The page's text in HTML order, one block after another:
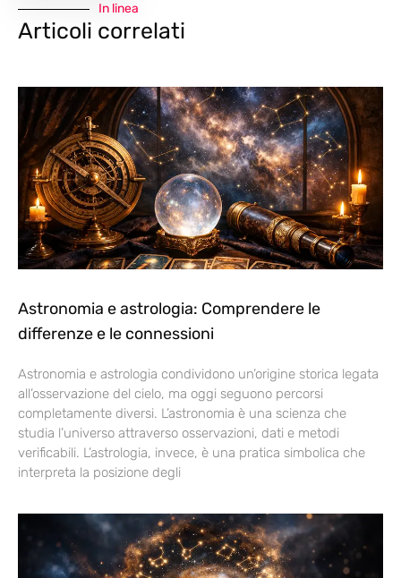
In linea
Articoli correlati
Astronomia e astrologia: Comprendere le
differenze e le connessioni
Astronomia e astrologia condividono un’origine storica legata
all’osservazione del cielo, ma oggi seguono percorsi
completamente diversi. L’astronomia è una scienza che
studia l’universo attraverso osservazioni, dati e metodi
verificabili. L’astrologia, invece, è una pratica simbolica che
interpreta la posizione degli